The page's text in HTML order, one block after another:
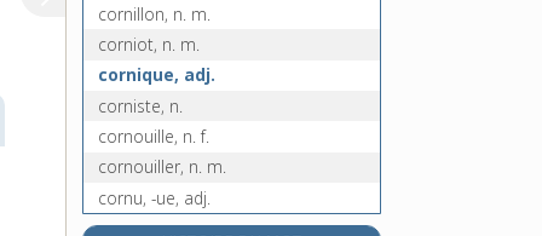
cornillon, n. m.
corniot, n. m.
cornique, adj.
corniste, n.
cornouille, n. f.
cornouiller, n. m.
cornu, -ue, adj.
cornuau, n. m.[4eédition]